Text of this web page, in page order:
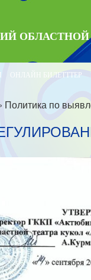
ОБЛАСТНОЙ
ОНЛАЙН БИЛЕТТТЕР
› Политика по